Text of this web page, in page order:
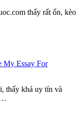
thấy rất ổn, kèo
My Essay For
thấy khá uy tín và